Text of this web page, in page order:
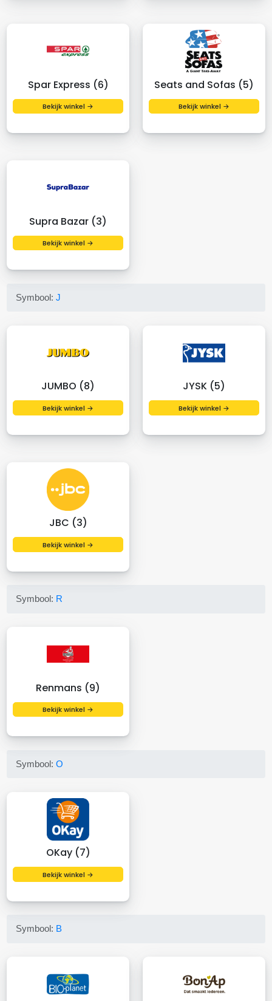
Spar Express (6)
Bekijk winkel →
Seats and Sofas (5)
Bekijk winkel →
Supra Bazar (3)
Bekijk winkel →
Symbool:J
JUMBO (8)
Bekijk winkel →
JYSK (5)
Bekijk winkel →
JBC (3)
Bekijk winkel →
Symbool: R
Renmans (9)
Bekijk winkel →
Symbool:O
OKay (7)
Bekijk winkel →
Symbool: B